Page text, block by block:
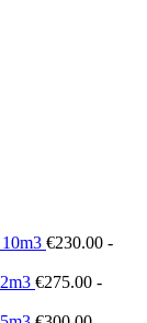
€230.00 -
€275.00 -